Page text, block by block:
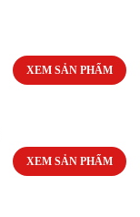
XEM SẢN PHẨM
XEM SẢN PHẨM